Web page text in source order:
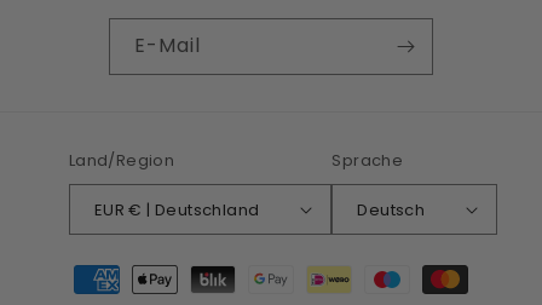
E-Mail
Land/Region
EUR € | Deutschland
Sprache
Deutsch
Zahlungsmethoden